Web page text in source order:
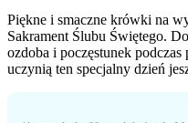
Piękne i smaczne krówki na
Sakrament Ślubu Świętego.
ozdoba i poczęstunek
uczynią ten specjalny dzień